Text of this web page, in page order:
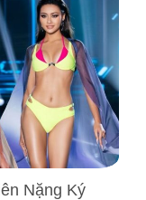
Nặng Ký